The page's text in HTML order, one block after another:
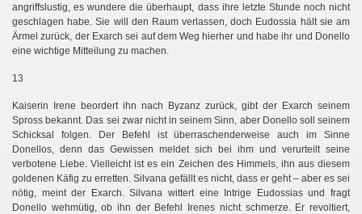
angriffslustig, es wundere die überhaupt, dass ihre letzte Stunde noch nicht
geschlagen habe. Sie will den Raum verlassen, doch Eudossia hält sie am
Ärmel zurück, der Exarch sei auf dem Weg hierher und habe ihr und Donello
eine wichtige Mitteilung zu machen.
13
Kaiserin Irene beordert ihn nach Byzanz zurück, gibt der Exarch seinem
Spross bekannt. Das sei zwar nicht in seinem Sinn, aber Donello soll seinem
Schicksal folgen. Der Befehl ist überraschenderweise auch im Sinne
Donellos, denn das Gewissen meldet sich bei ihm und verurteilt seine
verbotene Liebe. Vielleicht ist es ein Zeichen des Himmels, ihn aus diesem
goldenen Käfig zu erretten. Silvana gefällt es nicht, dass er geht – aber es sei
nötig, meint der Exarch. Silvana wittert eine Intrige Eudossias und fragt
Donello wehmütig, ob ihn der Befehl Irenes nicht schmerze. Er revoltiert,